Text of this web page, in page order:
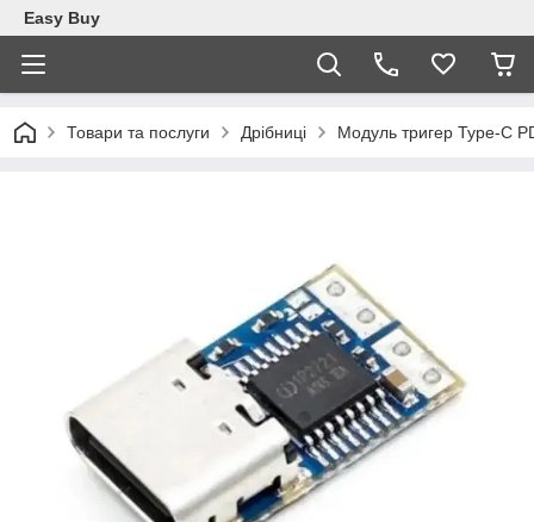
Easy Buy
Товари та послуги Дрібниці Модуль тригер Type-C